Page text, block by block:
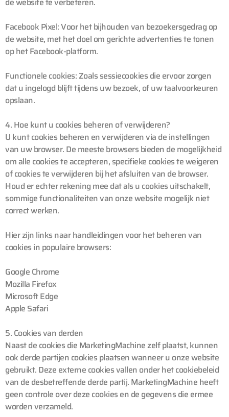
Facebook Pixel: Voor het bijhouden van bezoekersgedrag op
de website, met het doel om gerichte advertenties te tonen
op het Facebook-platform.
Functionele cookies: Zoals sessiecookies die ervoor zorgen
dat u ingelogd blijft tijdens uw bezoek, of uw taalvoorkeuren
opslaan.
4. Hoe kunt u cookies beheren of verwijderen?
U kunt cookies beheren en verwijderen via de instellingen
van uw browser. De meeste browsers bieden de mogelijkheid
om alle cookies te accepteren, specifieke cookies te weigeren
of cookies te verwijderen bij het afsluiten van de browser.
Houd er echter rekening mee dat als u cookies uitschakelt,
sommige functionaliteiten van onze website mogelijk niet
correct werken.
Hier zijn links naar handleidingen voor het beheren van
cookies in populaire browsers:
Google Chrome
Mozilla Firefox
Microsoft Edge
Apple Safari
5. Cookies van derden
Naast de cookies die MarketingMachine zelf plaatst, kunnen
ook derde partijen cookies plaatsen wanneer u onze website
gebruikt. Deze externe cookies vallen onder het cookiebeleid
van de desbetreffende derde partij. MarketingMachine heeft
geen controle over deze cookies en de gegevens die ermee
worden verzameld.